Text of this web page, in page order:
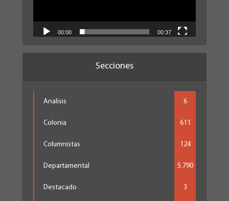
00:00 00:37
Secciones
Analisis 6
Colonia 611
Columnistas 124
Departamental 5.790
Destacado 3